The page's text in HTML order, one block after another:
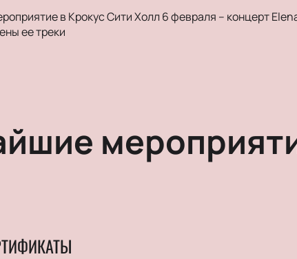
в Крокус Сити Холл 6 февраля – концерт
ее треки